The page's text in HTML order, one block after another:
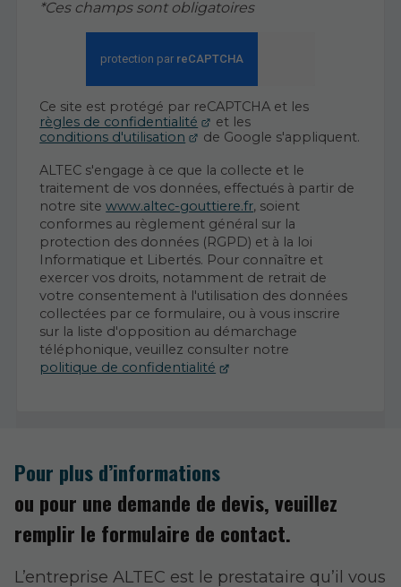
*Ces champs sont obligatoires
Ce site est protégé par reCAPTCHA et les
règles de confidentialité
et les
conditions d'utilisation
de Google s'appliquent.
ALTEC s'engage à ce que la collecte et le
traitement de vos données, effectués à partir de
notre sitewww.altec-gouttiere.fr, soient
conformes au règlement général sur la
protection des données (RGPD) et à la loi
Informatique et Libertés. Pour connaître et
exercer vos droits, notamment de retrait de
votre consentement à l'utilisation des données
collectées par ce formulaire, ou à vous inscrire
sur la liste d'opposition au démarchage
téléphonique, veuillez consulter notre
politique de confidentialité
Pour plus d’informations
ou pour une demande de devis, veuillez
remplir le formulaire de contact.
L’entreprise ALTEC est le prestataire qu’il vous